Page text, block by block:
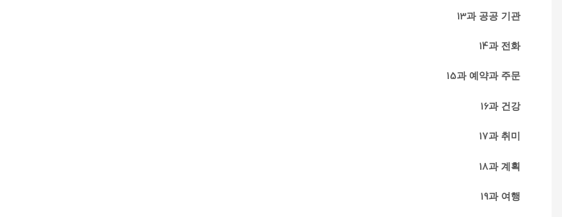
13과 공공 기관
14과 전화
15과 예약과 주문
16과 건강
17과 취미
18과 계획
19과 여행